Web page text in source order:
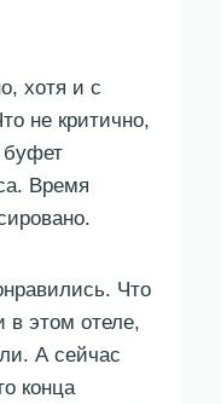
хотя и с
не критично,
буфет
Время
Что
этом отеле,
А сейчас
конца